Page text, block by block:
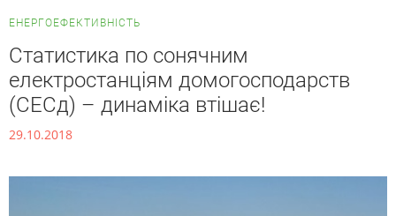
ЕНЕРГОЕФЕКТИВНІСТЬ
Статистика по сонячним
електростанціям домогосподарств
(СЕСд) – динаміка втішає!
29.10.2018